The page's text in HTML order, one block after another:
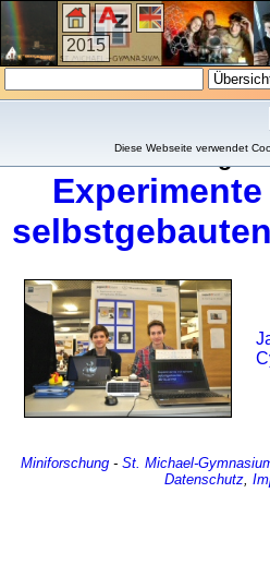
Diese Webseite verwendet
2015
Miniforschung- St. Michael-
Datenschutz